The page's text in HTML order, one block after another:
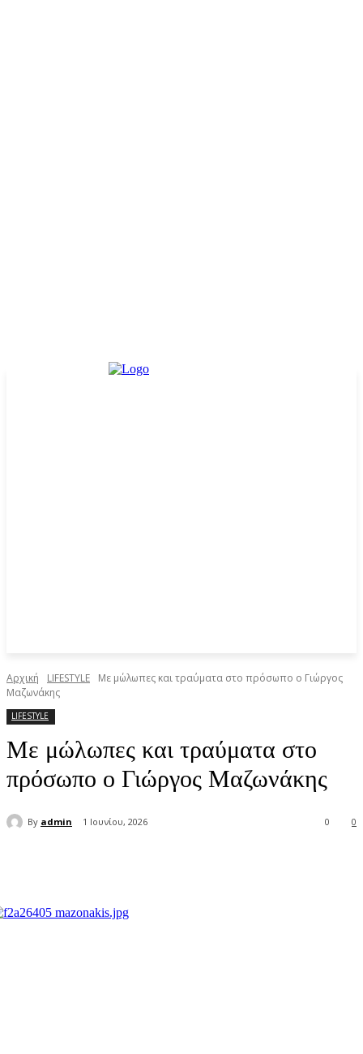
Αρχική LIFESTYLE
Με μώλωπες και τραύματα στο πρόσωπο ο Γιώργος
Μαζωνάκης
LIFESTYLE
Με μώλωπες και τραύματα στο
πρόσωπο ο Γιώργος Μαζωνάκης
By admin 1 Ιουνίου, 2026 0
0